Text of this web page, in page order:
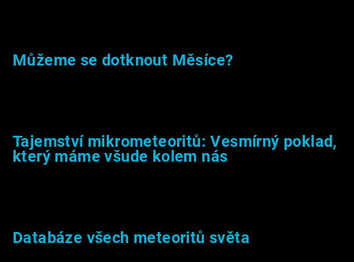
Můžeme se dotknout Měsíce?
Tajemství mikrometeoritů: Vesmírný poklad,
který máme všude kolem nás
Databáze všech meteoritů světa